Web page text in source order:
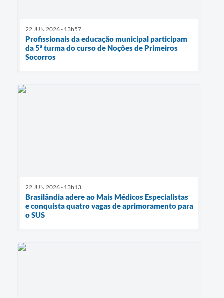
22 JUN 2026 - 13h57
Profissionais da educação municipal participam
da 5ª turma do curso de Noções de Primeiros
Socorros
22 JUN 2026 - 13h13
Brasilândia adere ao Mais Médicos Especialistas
e conquista quatro vagas de aprimoramento para
o SUS